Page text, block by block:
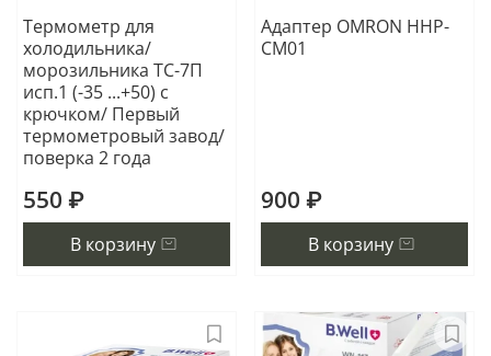
Термометр для
холодильника/
морозильника ТС-7П
исп.1 (-35 ...+50) с
крючком/ Первый
термометровый завод/
поверка 2 года
550 ₽
В корзину
Адаптер OMRON HHP-
CM01
900 ₽
В корзину